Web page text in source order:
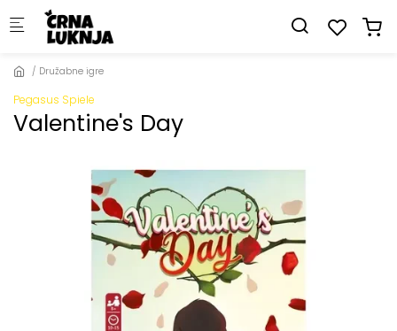
Skip to main content
Družabne igre
Pegasus Spiele
Valentine's Day